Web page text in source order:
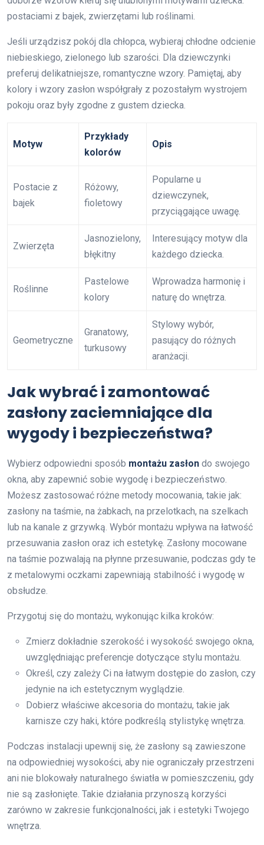
postaciami z bajek, zwierzętami lub roślinami.
Jeśli urządzisz pokój dla chłopca, wybieraj chłodne odcienie
niebieskiego, zielonego lub szarości. Dla dziewczynki
preferuj delikatniejsze, romantyczne wzory. Pamiętaj, aby
kolory i wzory zasłon współgrały z pozostałym wystrojem
pokoju oraz były zgodne z gustem dziecka.
Motyw
Przykłady
kolorów
Opis
Postacie z
bajek
Różowy,
fioletowy
Popularne u
dziewczynek,
przyciągające uwagę.
Zwierzęta
Jasnozielony,
błękitny
Interesujący motyw dla
każdego dziecka.
Roślinne
Pastelowe
kolory
Wprowadza harmonię i
naturę do wnętrza.
Geometryczne
Granatowy,
turkusowy
Stylowy wybór,
pasujący do różnych
aranżacji.
Jak wybrać i zamontować
zasłony zaciemniające dla
wygody i bezpieczeństwa?
Wybierz odpowiedni sposób montażu zasłon do swojego
okna, aby zapewnić sobie wygodę i bezpieczeństwo.
Możesz zastosować różne metody mocowania, takie jak:
zasłony na taśmie, na żabkach, na przelotkach, na szelkach
lub na kanale z grzywką. Wybór montażu wpływa na łatwość
przesuwania zasłon oraz ich estetykę. Zasłony mocowane
na taśmie pozwalają na płynne przesuwanie, podczas gdy te
z metalowymi oczkami zapewniają stabilność i wygodę w
obsłudze.
Przygotuj się do montażu, wykonując kilka kroków:
Zmierz dokładnie szerokość i wysokość swojego okna,
uwzględniając preferencje dotyczące stylu montażu.
Określ, czy zależy Ci na łatwym dostępie do zasłon, czy
jedynie na ich estetycznym wyglądzie.
Dobierz właściwe akcesoria do montażu, takie jak
karnisze czy haki, które podkreślą stylistykę wnętrza.
Podczas instalacji upewnij się, że zasłony są zawieszone
na odpowiedniej wysokości, aby nie ograniczały przestrzeni
ani nie blokowały naturalnego światła w pomieszczeniu, gdy
nie są zasłonięte. Takie działania przynoszą korzyści
zarówno w zakresie funkcjonalności, jak i estetyki Twojego
wnętrza.